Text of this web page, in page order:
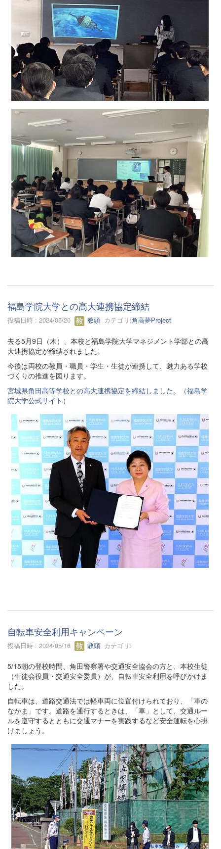
福島学院大学との高大連携協定締結
投稿日時 : 2024/05/20 教頭 カテゴリ:角高夢Project
去る5月9日（木）、本校と福島学院大学マネジメント学部との高
大連携協定が締結されました。
今後は両校の教員・職員・学生・生徒が連携して、魅力ある学校
づくりの推進を図ります。
宮城県角田高等学校との高大連携協定を締結しました。（福島学
院大学公式サイト）
自転車安全利用キャンペーン
投稿日時 : 2024/05/16 教頭 カテゴリ:
5/15朝の登校時間、角田警察署や交通安全協会の方と、本校生徒
（生徒会役員・交通安全委員）が、自転車安全利用を呼びかけま
した。
自転車は、道路交通法では軽車両に位置付けられており、「車の
なかま」です。道路を通行するときは、「車」として、交通ルー
ルを遵守するとともに交通マナーを実践するなど安全運転を心掛
けましょう。